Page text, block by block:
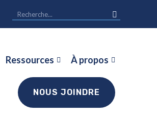
Ressources À propos
NOUS JOINDRE